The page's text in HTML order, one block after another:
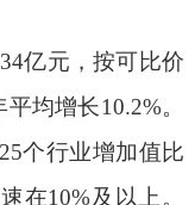
亿元，按可比价
平均增长10.2%。
25个行业增加值比
在10%及以上。